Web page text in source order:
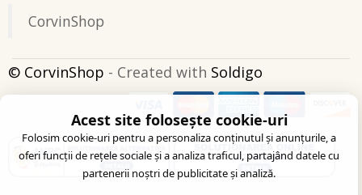
CorvinShop
© CorvinShop - Created with Soldigo
Acest site folosește cookie-uri
Folosim cookie-uri pentru a personaliza conținutul și anunțurile, a
oferi funcții de rețele sociale și a analiza traficul, partajând datele cu
partenerii noștri de publicitate și analiză.